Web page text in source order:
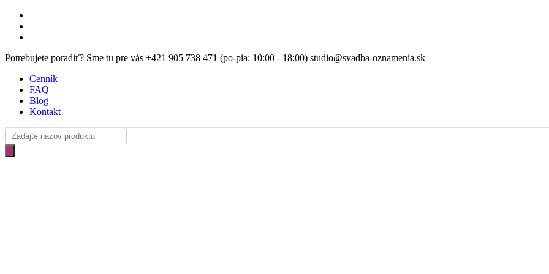
Skip
main
Potrebujete poradiť? Sme tu pre vás +421 905 738 471 (po-pia: 10:00 - 18:00) studio@svadba-oznamenia.sk
Cenník
FAQ
Blog
Kontakt
Products
search